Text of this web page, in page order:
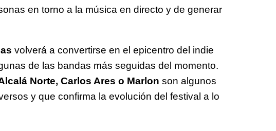
en torno a la música en directo y de generar
volverá a convertirse en el epicentro del indie
de las bandas más seguidas del momento.
Norte, Carlos Ares o Marlon son algunos
y que confirma la evolución del festival a lo